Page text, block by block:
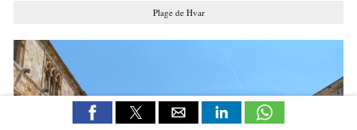
Plage de Hvar